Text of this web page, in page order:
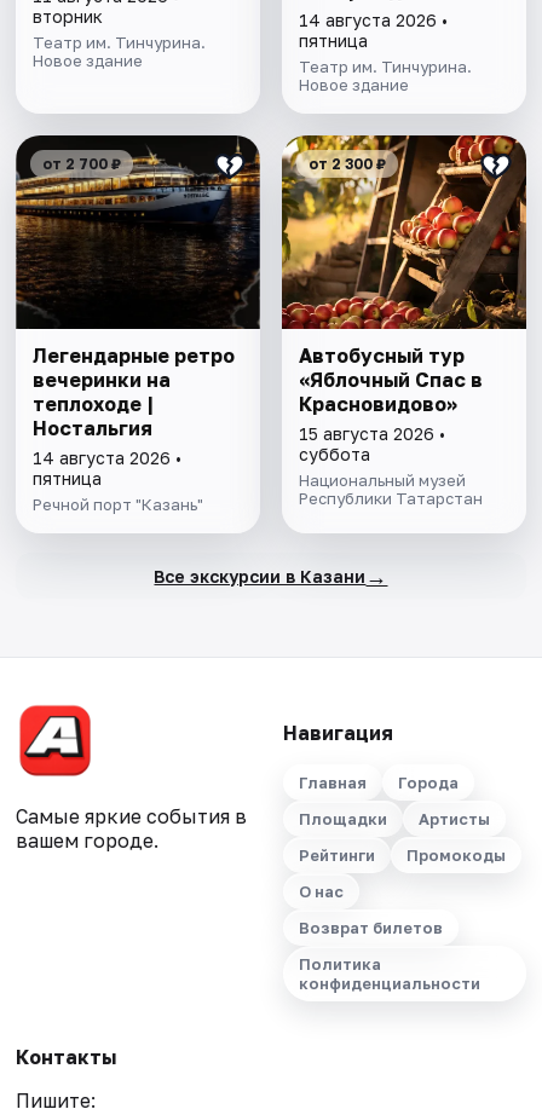
вторник
Театр им. Тинчурина.
Новое здание
14 августа 2026 •
пятница
Театр им. Тинчурина.
Новое здание
от 2 700 ₽
Легендарные ретро
вечеринки на
теплоходе |
Ностальгия
14 августа 2026 •
пятница
Речной порт "Казань"
от 2 300 ₽
Автобусный тур
«Яблочный Спас в
Красновидово»
15 августа 2026 •
суббота
Национальный музей
Республики Татарстан
Все экскурсии в Казани →
Самые яркие события в
вашем городе.
Навигация
Главная
Города
Площадки
Артисты
Рейтинги
Промокоды
О нас
Возврат билетов
Политика
конфиденциальности
Контакты
Пишите: